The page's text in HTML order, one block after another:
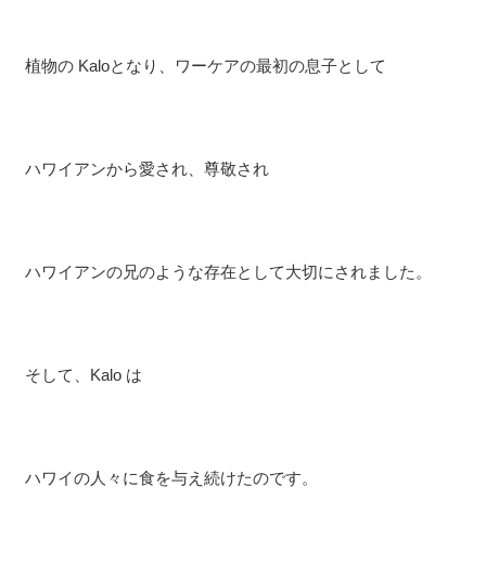
植物の Kaloとなり、ワーケアの最初の息子として
ハワイアンから愛され、尊敬され
ハワイアンの兄のような存在として大切にされました。
そして、Kalo は
ハワイの人々に食を与え続けたのです。